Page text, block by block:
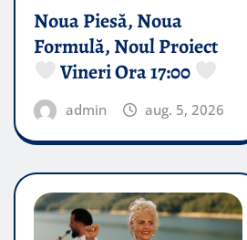
Noua Piesă, Noua
Formulă, Noul Proiect
Vineri Ora 17:00
admin aug. 5, 2026